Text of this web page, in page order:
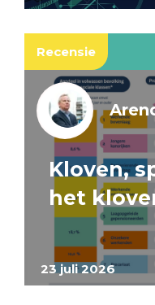
Recensie
23 juli 2026
Kloven,
het